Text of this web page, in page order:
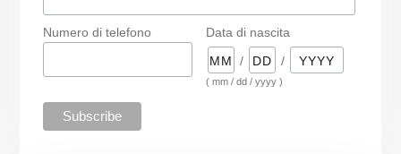
Numero di telefono
Data di nascita
/
/
( mm / dd / yyyy )